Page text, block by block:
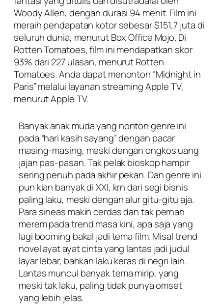
Woody Allen, dengan durasi 94 menit. Film ini
meraih pendapatan kotor sebesar $151,7 juta di
seluruh dunia, menurut Box Office Mojo. Di
Rotten Tomatoes, film ini mendapatkan skor
93% dari 227 ulasan, menurut Rotten
Tomatoes. Anda dapat menonton “Midnight in
Paris” melalui layanan streaming Apple TV,
menurut Apple TV.
Banyak anak muda yang nonton genre ini
pada “hari kasih sayang” dengan pacar
masing-masing, meski dengan ongkos uang
jajan pas-pasan. Tak pelak bioskop hampir
sering penuh pada akhir pekan. Dan genre ini
pun kian banyak di XXI, krn dari segi bisnis
paling laku, meski dengan alur gitu-gitu aja.
Para sineas makin cerdas dan tak pernah
merem pada trend masa kini, apa saja yang
lagi booming bakal jadi tema film. Misal trend
novel ayat ayat cinta yang lantas jadi judul
layar lebar, bahkan laku keras di negri lain.
Lantas muncul banyak tema mirip, yang
meski tak laku, paling tidak punya omset
yang lebih jelas.